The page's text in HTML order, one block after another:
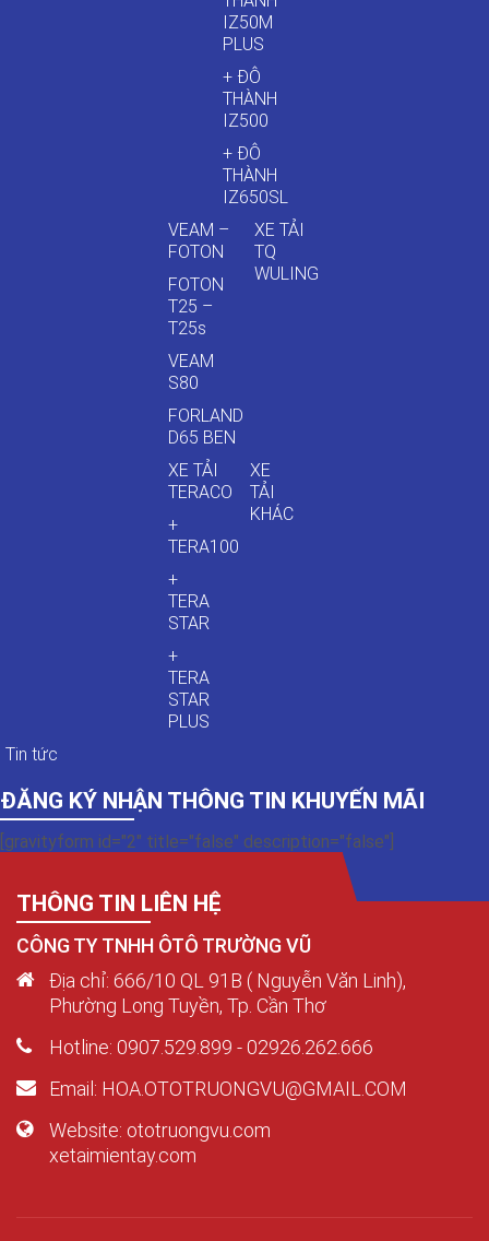
IZ50M
PLUS
+ ĐÔ
THÀNH
IZ500
+ ĐÔ
THÀNH
IZ650SL
VEAM –
FOTON
FOTON
T25 –
T25s
VEAM
S80
FORLAND
D65 BEN
XE TẢI
TQ
WULING
XE TẢI
TERACO
+
TERA100
+
TERA
STAR
+
TERA
STAR
PLUS
XE
TẢI
KHÁC
Tin tức
ĐĂNG KÝ NHẬN THÔNG TIN KHUYẾN MÃI
[gravityform id="2" title="false" description="false"]
THÔNG TIN LIÊN HỆ
CÔNG TY TNHH ÔTÔ TRƯỜNG VŨ
Địa chỉ: 666/10 QL 91B ( Nguyễn Văn Linh),
Phường Long Tuyền, Tp. Cần Thơ
Hotline: 0907.529.899 - 02926.262.666
Email: HOA.OTOTRUONGVU@GMAIL.COM
Website: ototruongvu.com
xetaimientay.com